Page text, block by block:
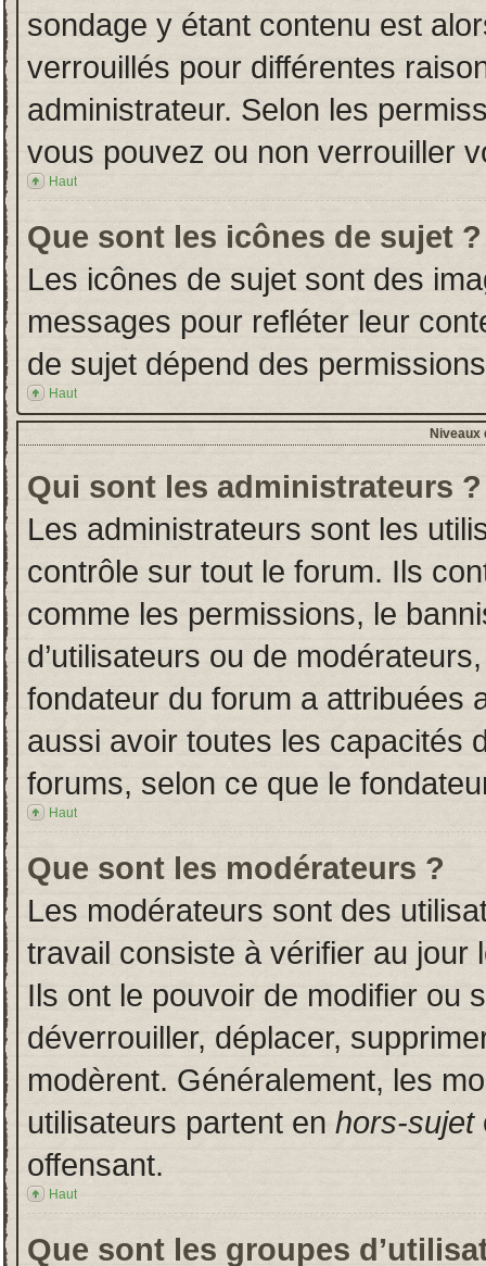
sondage y étant contenu est
verrouillés pour différentes
administrateur. Selon les
vous pouvez ou non verrouiller
Haut
Que sont les icônes de sujet ?
Les icônes de sujet sont des
messages pour refléter leur
de sujet dépend des
Haut
Niveaux
Qui sont les administrateurs ?
Les administrateurs sont les
contrôle sur tout le forum. Ils
comme les permissions, le
d’utilisateurs ou de
fondateur du forum a attribuées
aussi avoir toutes les capacités
forums, selon ce que le
Haut
Que sont les modérateurs ?
Les modérateurs sont des
travail consiste à vérifier au jour
Ils ont le pouvoir de modifier ou
déverrouiller, déplacer,
modèrent. Généralement, les
utilisateurs partent en hors-sujet
offensant.
Haut
Que sont les groupes